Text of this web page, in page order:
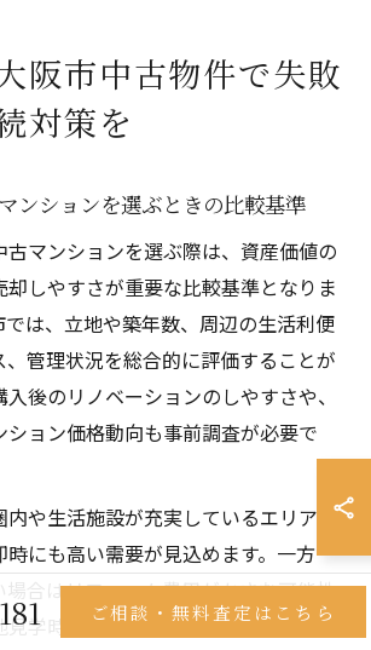
阪市中古物件で失敗
対策を
ンションを選ぶときの比較基準
マンションを選ぶ際は、資産価値の
しやすさが重要な比較基準となりま
では、立地や築年数、周辺の生活利便
管理状況を総合的に評価することが
後のリノベーションのしやすさや、
ション価格動向も事前調査が必要で
内や生活施設が充実しているエリアの
時にも高い需要が見込めます。一方
場合はリフォーム費用がかさむ可能性
学時に建物の管理状況や修繕履歴も
ご相談・無料査定はこちら